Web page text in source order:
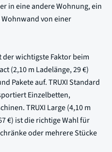
in eine andere Wohnung, ein
von einer
der wichtigste Faktor beim
(2,10 m Ladelänge, 29 €)
Pakete auf. TRUXI Standard
Einzelbetten,
TRUXI Large (4,10 m
€) ist die richtige Wahl für
oder mehrere Stücke